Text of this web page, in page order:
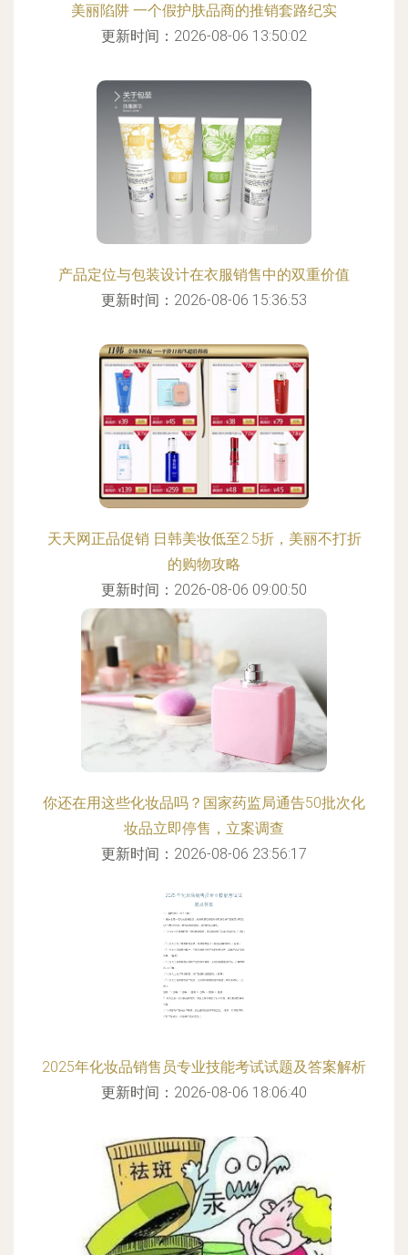
美丽陷阱 一个假护肤品商的推销套路纪实
更新时间：2026-08-06 13:50:02
产品定位与包装设计在衣服销售中的双重价值
更新时间：2026-08-06 15:36:53
天天网正品促销 日韩美妆低至2.5折，美丽不打折
的购物攻略
更新时间：2026-08-06 09:00:50
你还在用这些化妆品吗？国家药监局通告50批次化
妆品立即停售，立案调查
更新时间：2026-08-06 23:56:17
2025年化妆品销售员专业技能考试试题及答案解析
更新时间：2026-08-06 18:06:40